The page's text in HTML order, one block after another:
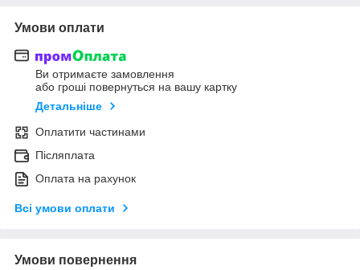
Умови оплати
Ви отримаєте замовлення
або гроші повернуться на вашу картку
Детальніше
Оплатити частинами
Післяплата
Оплата на рахунок
Всі умови оплати
Умови повернення